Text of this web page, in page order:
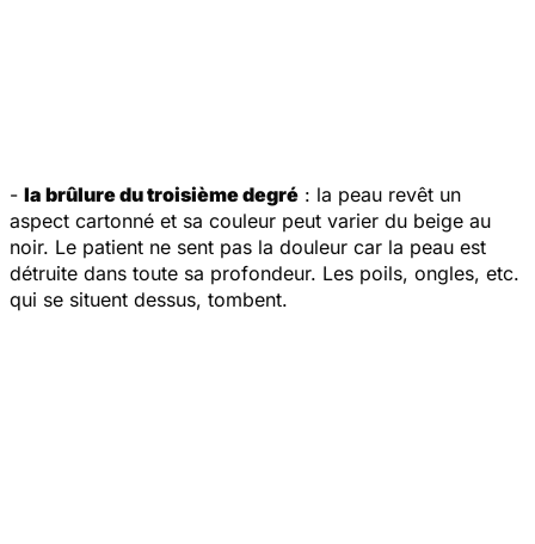
- la brûlure du troisième degré : la peau revêt un
aspect cartonné et sa couleur peut varier du beige au
noir. Le patient ne sent pas la douleur car la peau est
détruite dans toute sa profondeur. Les poils, ongles, etc.
qui se situent dessus, tombent.